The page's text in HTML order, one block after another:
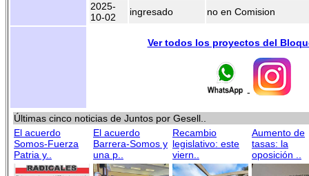
2025-
10-02
ingresado no en Comision
Ver todos los proyectos del
-
Últimas cinco noticias de Juntos por Gesell..
El acuerdo
Somos-Fuerza
Patria y..
El acuerdo
Barrera-Somos y
una p..
Recambio
legislativo: este
viern..
Aumento de
tasas: la
oposición ..